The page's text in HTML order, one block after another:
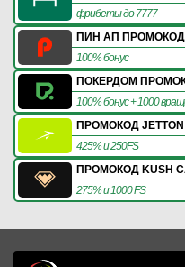
фрибеты до 7777
ПИН АП ПРОМОКОД
100% бонус
ПОКЕРДОМ
100% бонус + 1000
ПРОМОКОД JETTON
425% и 250FS
ПРОМОКОД KUSH
275% и 1000 FS